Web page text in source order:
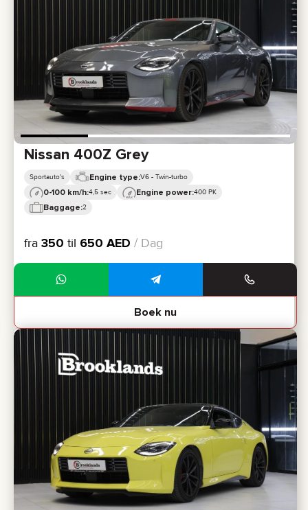
Nissan 400Z Grey
Sportauto's Engine type:V6 - Twin-turbo
0-100 km/h:4,5 sec Engine power:400 PK
Baggage:2
fra 350 til 650 AED / Dag
Boek nu